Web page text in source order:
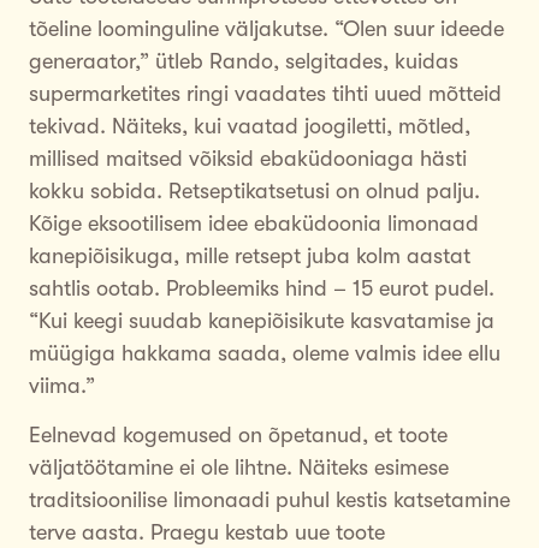
tõeline loominguline väljakutse. “Olen suur ideede
generaator,” ütleb Rando, selgitades, kuidas
supermarketites ringi vaadates tihti uued mõtteid
tekivad. Näiteks, kui vaatad joogiletti, mõtled,
millised maitsed võiksid ebaküdooniaga hästi
kokku sobida. Retseptikatsetusi on olnud palju.
Kõige eksootilisem idee ebaküdoonia limonaad
kanepiõisikuga, mille retsept juba kolm aastat
sahtlis ootab. Probleemiks hind – 15 eurot pudel.
“Kui keegi suudab kanepiõisikute kasvatamise ja
müügiga hakkama saada, oleme valmis idee ellu
viima.”
Eelnevad kogemused on õpetanud, et toote
väljatöötamine ei ole lihtne. Näiteks esimese
traditsioonilise limonaadi puhul kestis katsetamine
terve aasta. Praegu kestab uue toote